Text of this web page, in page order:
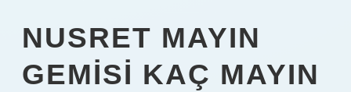
NUSRET MAYIN
GEMISI KAÇ MAYIN